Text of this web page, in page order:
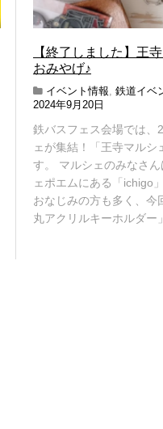
【終了しました】王
おみやげ♪
イベント情報, 鉄道イベ
2024年9月20日
2
4
年
1
0
月
鉄バスフェス会場では、
ェが集結！「王寺マルシ
す。 マルシェのみなさん
ェポエムにある「ichigo
おなじみの方も多く、今
丸アクリルキーホルダ